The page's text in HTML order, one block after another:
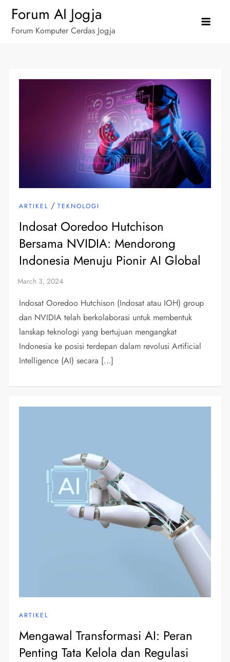
Skip
content
Forum AI Jogja
Forum Komputer Cerdas Jogja
ARTIKEL /TEKNOLOGI
Indosat Ooredoo Hutchison
Bersama NVIDIA: Mendorong
Indonesia Menuju Pionir AI Global
Indosat Ooredoo Hutchison (Indosat atau IOH) group
dan NVIDIA telah berkolaborasi untuk membentuk
lanskap teknologi yang bertujuan mengangkat
Indonesia ke posisi terdepan dalam revolusi Artificial
Intelligence (AI) secara […]
ARTIKEL
Mengawal Transformasi AI: Peran
Penting Tata Kelola dan Regulasi